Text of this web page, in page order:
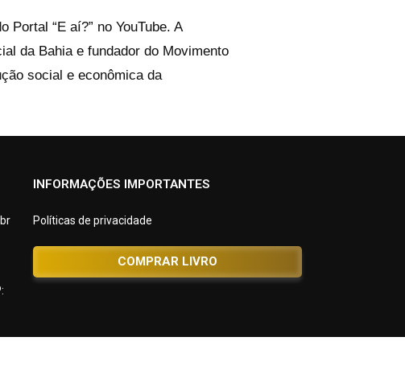
“E aí?” no YouTube. A
da Bahia e fundador do Movimento
social e econômica da
INFORMAÇÕES IMPORTANTES
Políticas de privacidade
COMPRAR LIVRO